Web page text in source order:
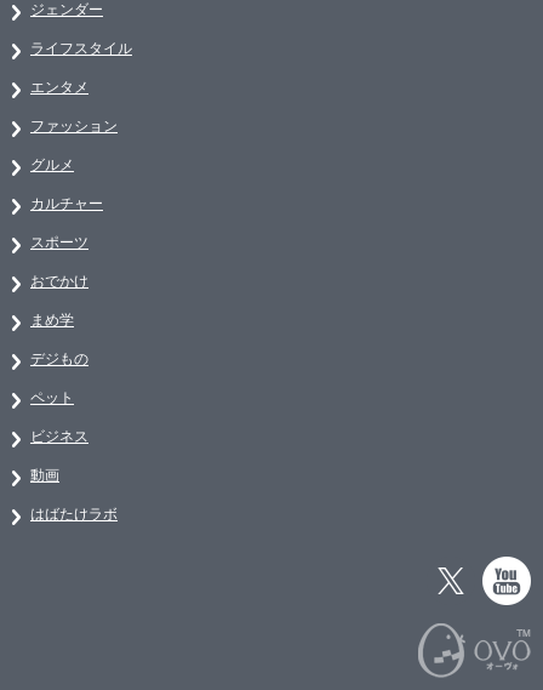
ジェンダー
ライフスタイル
エンタメ
ファッション
グルメ
カルチャー
スポーツ
おでかけ
まめ学
デジもの
ペット
ビジネス
動画
はばたけラボ